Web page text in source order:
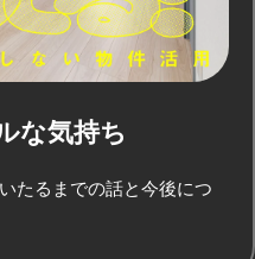
な気持ち
たるまでの話と今後につ